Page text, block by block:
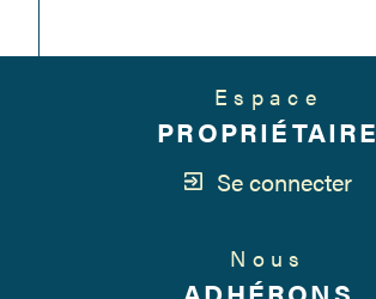
Espace
PROPRIÉTAIRE
Se connecter
Nous